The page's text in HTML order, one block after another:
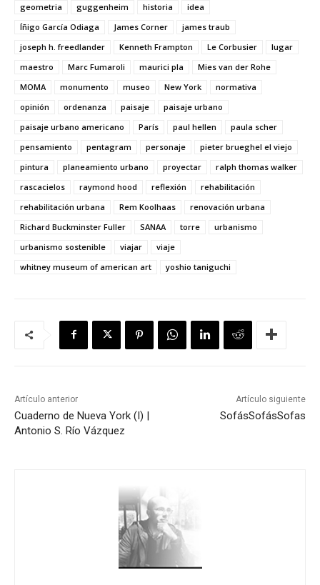
geometria
guggenheim historia
idea
Íñigo García Odiaga
James Corner
james traub
joseph h. freedlander
Kenneth Frampton Le Corbusier
lugar
maestro
Marc Fumaroli maurici pla
Mies van der Rohe
MOMA
monumento museo New York
normativa
opinión
ordenanza paisaje
paisaje urbano
paisaje urbano americano
París paul hellen
paula scher
pensamiento
pentagram personaje
pieter brueghel el viejo
pintura
planeamiento urbano proyectar
ralph thomas walker
rascacielos
raymond hood reflexión
rehabilitación
rehabilitación urbana
Rem Koolhaas
renovación urbana
Richard Buckminster Fuller
SANAA torre
urbanismo
urbanismo sostenible
viajar
viaje
whitney museum of american art
yoshio taniguchi
Artículo anterior
Cuaderno de Nueva York (I) |
Antonio S. Río Vázquez
Artículo siguiente
SofásSofásSofas